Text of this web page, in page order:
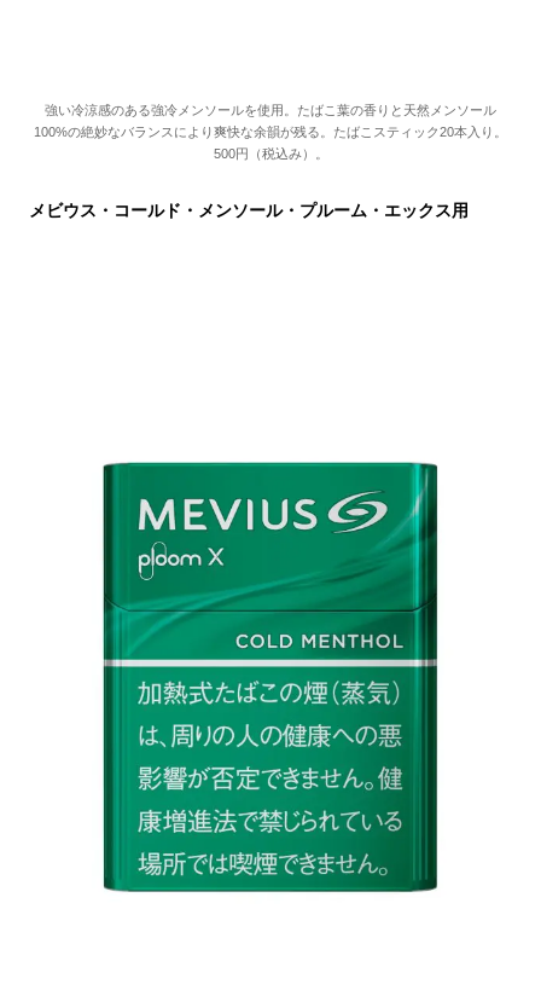
強い冷涼感のある強冷メンソールを使用。たばこ葉の香りと天然メンソール
100%の絶妙なバランスにより爽快な余韻が残る。たばこスティック20本入り。
500円（税込み）。
メビウス・コールド・メンソール・プルーム・エックス用